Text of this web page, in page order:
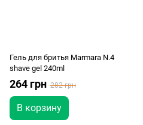
Гель для бритья Marmara N.4
shave gel 240ml
264 грн 282 грн
В корзину